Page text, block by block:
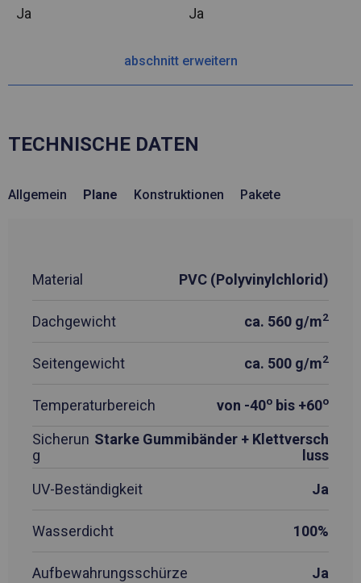
Ja Ja
abschnitt erweitern
TECHNISCHE DATEN
Allgemein Plane Konstruktionen Pakete
Material PVC (Polyvinylchlorid)
Dachgewicht ca. 560 g/m2
Seitengewicht ca. 500 g/m2
Temperaturbereich von -40o bis +60o
Sicherun
g
Starke Gummibänder + Klettversch
luss
UV-Beständigkeit
Ja
Wasserdicht 100%
Aufbewahrungsschürze Ja